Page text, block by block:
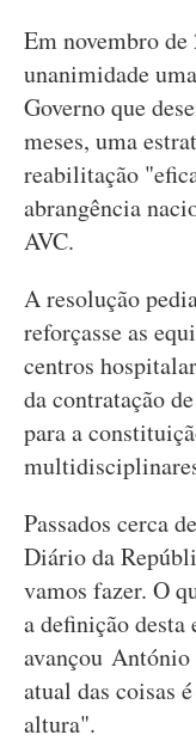
Em novembro
unanimidade
Governo que
meses, uma
reabilitação
abrangência
AVC.
A resolução
reforçasse as
centros
da contratação
para a
Passados cerca
Diário da
vamos fazer. O
a definição
avançou António
atual das coisas
altura".